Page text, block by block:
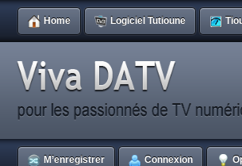
Home Logiciel Tutioune
M’enregistrer Connexion